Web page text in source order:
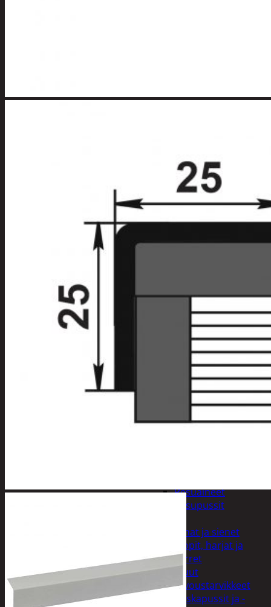
Hiusvärit
Hiusten ja
Hammashygienia
Kosmetiikka
viilat
sienet
Shampoot,
hoitaineet ja
saippuat
Hyvinvointi
Pesuaineet
Pesupussit
Liinat ja sienet
Mopit, harjat ja
varret
Muut
siivoustarvikkeet
Roskapussit ja -